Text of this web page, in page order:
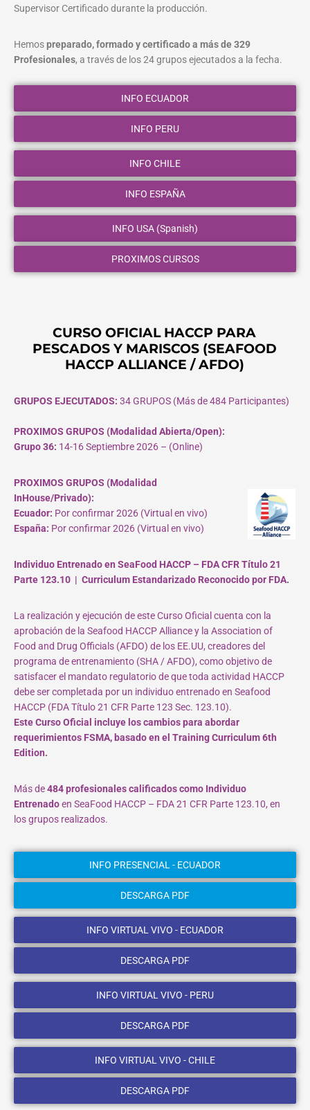
Supervisor Certificado durante la producción.
Hemospreparado, formado y certificado a más de 329
Profesionales, a través de los 24 grupos ejecutados a la fecha.
INFO ECUADOR
INFO PERU
INFO CHILE
INFO ESPAÑA
INFO USA (Spanish)
PROXIMOS CURSOS
CURSO OFICIAL HACCP PARA
PESCADOS Y MARISCOS (SEAFOOD
HACCP ALLIANCE / AFDO)
GRUPOS EJECUTADOS: 34 GRUPOS (Más de 484 Participantes)
PROXIMOS GRUPOS (Modalidad Abierta/Open):
Grupo 36: 14-16 Septiembre 2026 – (Online)
PROXIMOS GRUPOS (Modalidad
InHouse/Privado):
Ecuador: Por confirmar 2026 (Virtual en vivo)
España: Por confirmar 2026 (Virtual en vivo)
Individuo Entrenado en SeaFood HACCP – FDA CFR Título 21
Parte 123.10 | Curriculum Estandarizado Reconocido por FDA.
La realización y ejecución de este Curso Oficial cuenta con la
aprobación de la Seafood HACCP Alliance y la Association of
Food and Drug Officials (AFDO) de los EE.UU, creadores del
programa de entrenamiento (SHA / AFDO), como objetivo de
satisfacer el mandato regulatorio de que toda actividad HACCP
debe ser completada por un individuo entrenado en Seafood
HACCP (FDA Título 21 CFR Parte 123 Sec. 123.10).
Este Curso Oficial incluye los cambios para abordar
requerimientos FSMA, basado en el Training Curriculum 6th
Edition.
Más de484 profesionales calificados como Individuo
Entrenadoen SeaFood HACCP – FDA 21 CFR Parte 123.10, en
los grupos realizados.
INFO PRESENCIAL - ECUADOR
DESCARGA PDF
INFO VIRTUAL VIVO - ECUADOR
DESCARGA PDF
INFO VIRTUAL VIVO - PERU
DESCARGA PDF
INFO VIRTUAL VIVO - CHILE
DESCARGA PDF